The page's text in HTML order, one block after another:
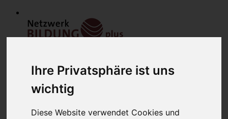
Ihre Privatsphäre ist uns
wichtig
Diese Website verwendet Cookies und